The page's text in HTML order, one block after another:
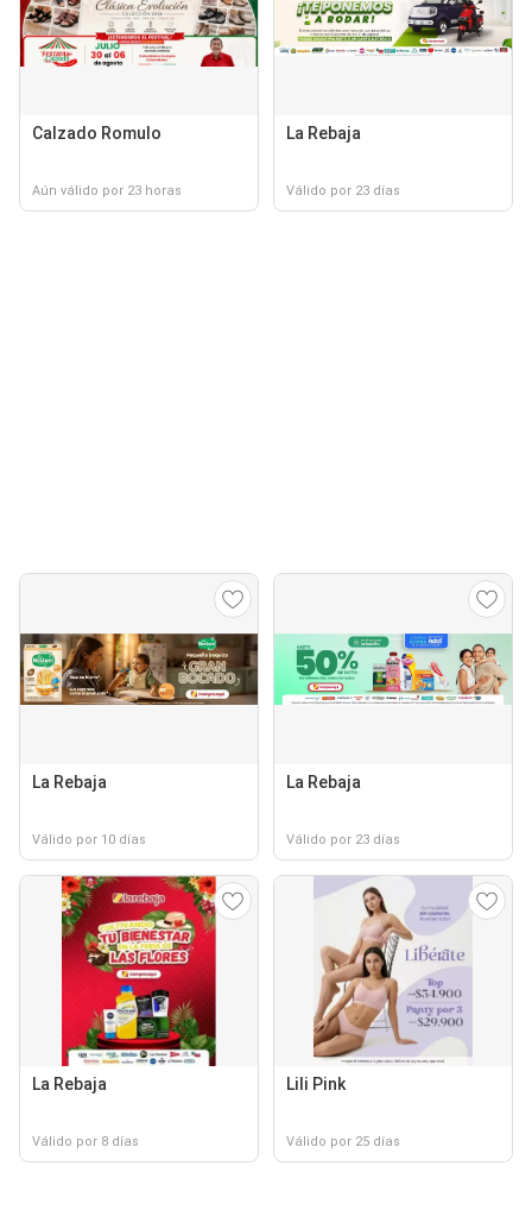
Calzado Romulo
Aún válido por 23 horas
La Rebaja
Válido por 23 días
La Rebaja
Válido por 10 días
La Rebaja
Válido por 23 días
La Rebaja
Válido por 8 días
Lili Pink
Válido por 25 días